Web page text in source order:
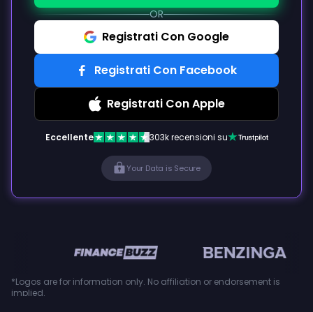
OR
Registrati Con Google
Registrati Con Facebook
Registrati Con Apple
Eccellente 303k recensioni su
Your Data is Secure
*Logos are for information only. No affiliation or endorsement is
implied.